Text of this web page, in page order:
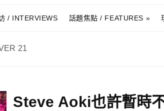
/ INTERVIEWS 話題焦點 / FEATURES
21
Steve Aoki也許暫時